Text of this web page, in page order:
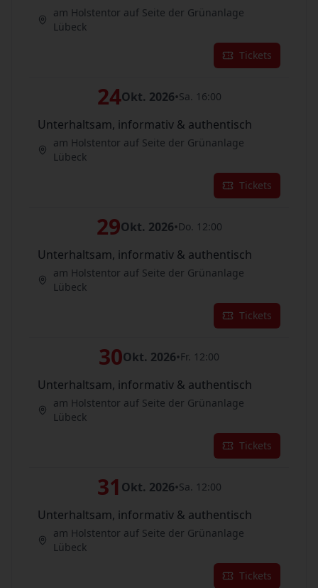
am Holstentor auf Seite der Grünanlage
Lübeck
Tickets
24Okt. 2026•Sa. 16:00
Unterhaltsam, informativ & authentisch
am Holstentor auf Seite der Grünanlage
Lübeck
Tickets
29Okt. 2026•Do. 12:00
Unterhaltsam, informativ & authentisch
am Holstentor auf Seite der Grünanlage
Lübeck
Tickets
30Okt. 2026•Fr. 12:00
Unterhaltsam, informativ & authentisch
am Holstentor auf Seite der Grünanlage
Lübeck
Tickets
31 Okt. 2026•Sa. 12:00
Unterhaltsam, informativ & authentisch
am Holstentor auf Seite der Grünanlage
Lübeck
Tickets